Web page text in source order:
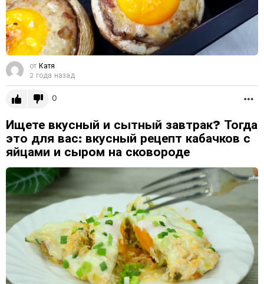
от Катя
2 года назад
0
Ищете вкусный и сытный завтрак? Тогда
это для вас: вкусный рецепт кабачков с
яйцами и сыром на сковороде